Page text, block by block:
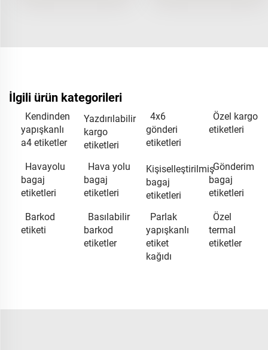
İlgili ürün kategorileri
Kendinden
yapışkanlı
a4 etiketler
Yazdırılabilir
kargo
etiketleri
4x6
gönderi
etiketleri
Özel kargo
etiketleri
Havayolu
bagaj
etiketleri
Hava yolu
bagaj
etiketleri
Kişiselleştirilmiş
bagaj
etiketleri
Gönderim
bagaj
etiketleri
Barkod
etiketi
Basılabilir
barkod
etiketler
Parlak
yapışkanlı
etiket
kağıdı
Özel
termal
etiketler